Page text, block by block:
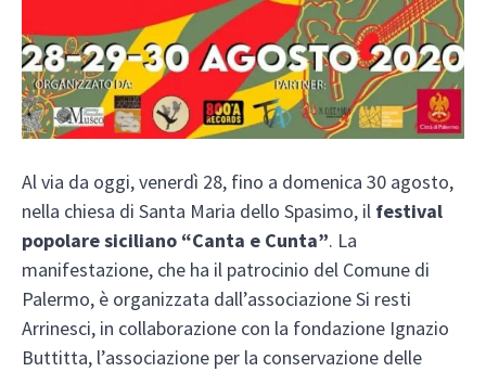
Al via da oggi, venerdì 28, fino a domenica 30 agosto,
nella chiesa di Santa Maria dello Spasimo, il festival
popolare siciliano “Canta e Cunta”. La
manifestazione, che ha il patrocinio del Comune di
Palermo, è organizzata dall’associazione Si resti
Arrinesci, in collaborazione con la fondazione Ignazio
Buttitta, l’associazione per la conservazione delle